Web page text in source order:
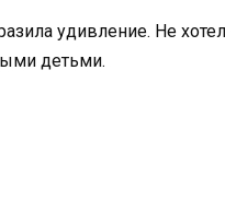
удивление. Не
детьми.